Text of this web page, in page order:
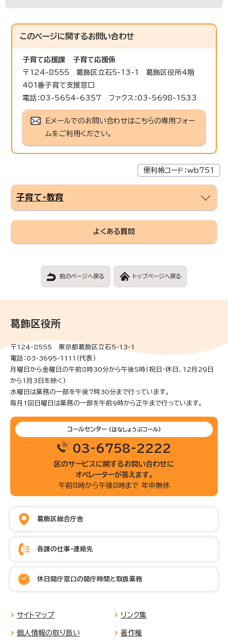
このページに関するお問い合わせ
子育て応援課
子育て応援係
〒124-8555 葛飾区立石5-13-1 葛飾区役所4階
401番子育て支援窓口
電話：03-5654-6357 ファクス：03-5698-1533
Eメールでのお問い合わせはこちらの専用フォー
ムをご利用ください。
便利帳コード：wb751
子育て・教育
よくある質問
前のページへ戻る トップページへ戻る
葛飾区役所
〒124-8555 東京都葛飾区立石5-13-1
電話：03-3695-1111（代表）
月曜日から金曜日の午前8時30分から午後5時(祝日・休日、12月29日
から1月3日を除く)
水曜日は業務の一部を午後7時30分まで行っています。
毎月1回日曜日は業務の一部を午前9時から正午まで行っています。
コールセンター (はなしょうぶコール)
03-6758-2222
区のサービスに関するお問い合わせに
オペレーターが答えます。
午前8時から午後8時まで 年中無休
葛飾区総合庁舎
各課の仕事・連絡先
休日開庁窓口の開庁時間と取扱業務
サイトマップ リンク集
個人情報の取り扱い 著作権